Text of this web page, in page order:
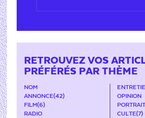
RETROUVEZ VOS
PRÉFÉRÉS PAR THÈME
NOM
ANNONCE(42)
FILM(6)
RADIO
OPINION
PORTRAIT
CULTE(7)